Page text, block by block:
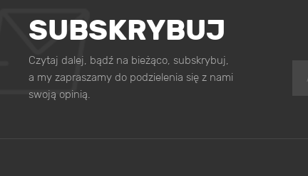
SUBSKRYBUJ
Czytaj dalej, bądź na bieżąco, subskrybuj,
a my zapraszamy do podzielenia się z nami
swoją opinią.